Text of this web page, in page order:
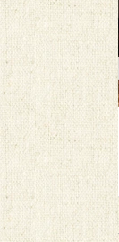
しさを詰め込んで